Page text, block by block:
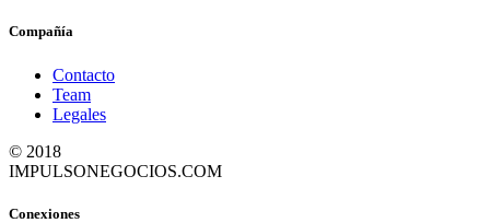
Compañía
Contacto
Team
Legales
© 2018
IMPULSONEGOCIOS.COM
Conexiones